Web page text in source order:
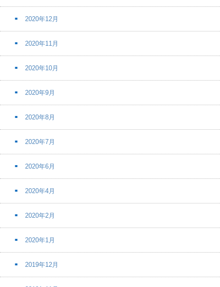
2020年12月
2020年11月
2020年10月
2020年9月
2020年8月
2020年7月
2020年6月
2020年4月
2020年2月
2020年1月
2019年12月